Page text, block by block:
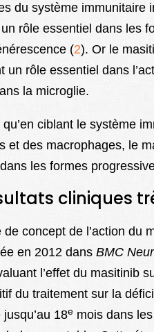
du système immunitaire
rôle essentiel dans les
(2). Or le
un rôle essentiel dans
la microglie.
qu’en ciblant le système
et des macrophages, le
dans les formes
cliniques
de concept de l’action du
en 2012 dans BMC
l’effet du masitinib
du traitement sur la
18e mois dans